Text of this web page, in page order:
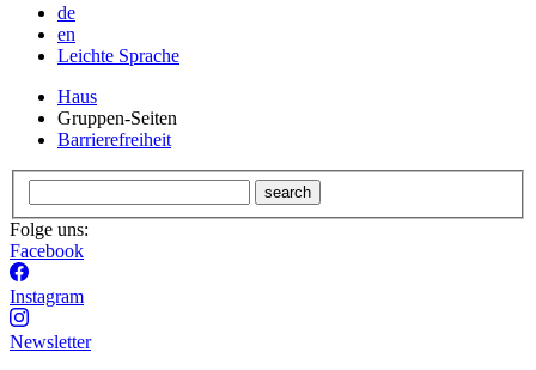
de
en
Leichte Sprache
Haus
Gruppen-Seiten
Barrierefreiheit
search
Folge uns:
Facebook
Instagram
Newsletter